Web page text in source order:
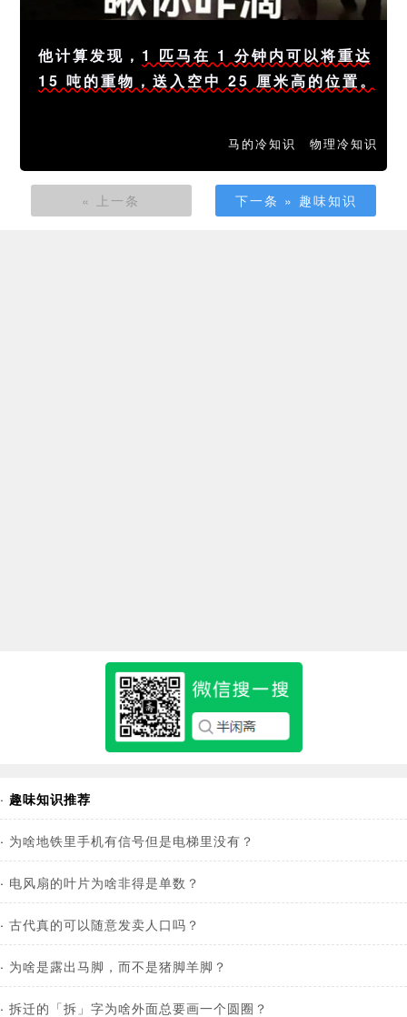
他计算发现， 1 匹马在 1 分钟内可以将重达
15 吨的重物，送入空中 25 厘米高的位置。
马的冷知识 物理冷知识
« 上一条 下一条 » 趣味知识
· 趣味知识推荐
· 为啥地铁里手机有信号但是电梯里没有？
· 电风扇的叶片为啥非得是单数？
· 古代真的可以随意发卖人口吗？
· 为啥是露出马脚，而不是猪脚羊脚？
· 拆迁的「拆」字为啥外面总要画一个圆圈？